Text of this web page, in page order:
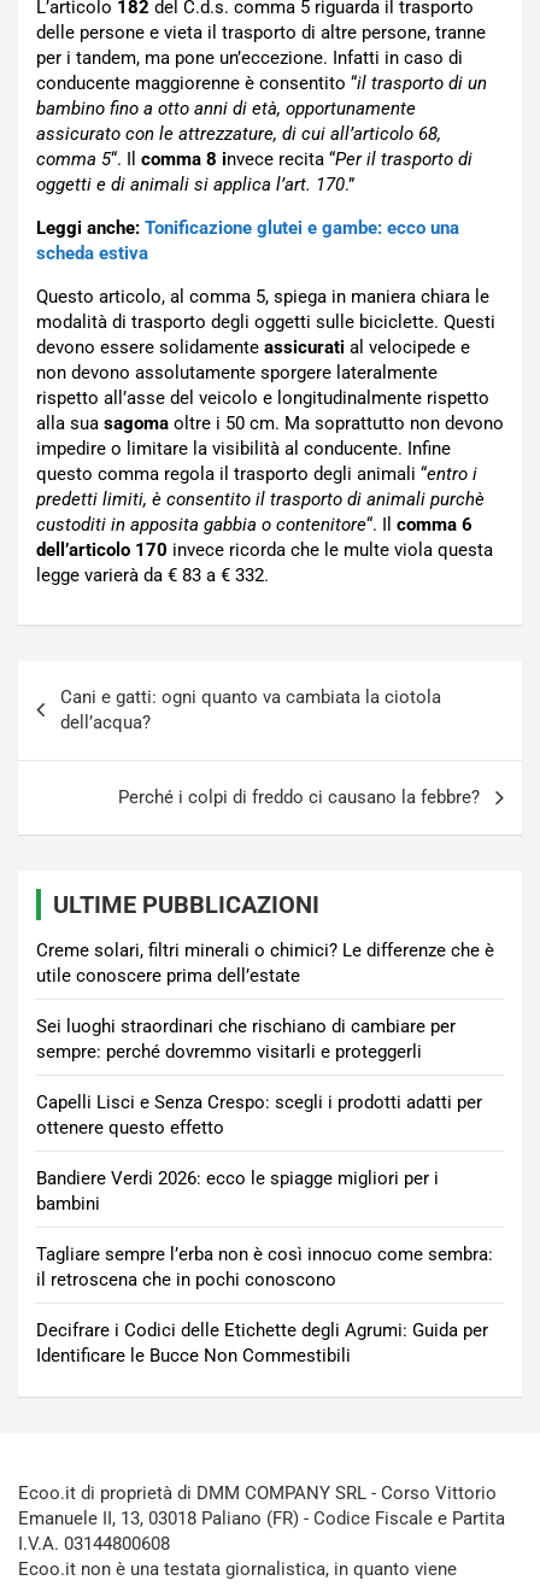
L’articolo 182 del C.d.s. comma 5 riguarda il trasporto
delle persone e vieta il trasporto di altre persone, tranne
per i tandem, ma pone un’eccezione. Infatti in caso di
conducente maggiorenne è consentito “il trasporto di un
bambino fino a otto anni di età, opportunamente
assicurato con le attrezzature, di cui all’articolo 68,
comma 5“. Il comma 8 invece recita “Per il trasporto di
oggetti e di animali si applica l’art. 170.”
Leggi anche: Tonificazione glutei e gambe: ecco una
scheda estiva
Questo articolo, al comma 5, spiega in maniera chiara le
modalità di trasporto degli oggetti sulle biciclette. Questi
devono essere solidamente assicurati al velocipede e
non devono assolutamente sporgere lateralmente
rispetto all’asse del veicolo e longitudinalmente rispetto
alla sua sagoma oltre i 50 cm. Ma soprattutto non devono
impedire o limitare la visibilità al conducente. Infine
questo comma regola il trasporto degli animali “entro i
predetti limiti, è consentito il trasporto di animali purchè
custoditi in apposita gabbia o contenitore“. Il comma 6
dell’articolo 170 invece ricorda che le multe viola questa
legge varierà da € 83 a € 332.
articoli
Cani e gatti: ogni quanto va cambiata la ciotola
dell’acqua?
Perché i colpi di freddo ci causano la febbre?
ULTIME PUBBLICAZIONI
Creme solari, filtri minerali o chimici? Le differenze che è
utile conoscere prima dell’estate
Sei luoghi straordinari che rischiano di cambiare per
sempre: perché dovremmo visitarli e proteggerli
Capelli Lisci e Senza Crespo: scegli i prodotti adatti per
ottenere questo effetto
Bandiere Verdi 2026: ecco le spiagge migliori per i
bambini
Tagliare sempre l’erba non è così innocuo come sembra:
il retroscena che in pochi conoscono
Decifrare i Codici delle Etichette degli Agrumi: Guida per
Identificare le Bucce Non Commestibili
Ecoo.it di proprietà di DMM COMPANY SRL - Corso Vittorio
Emanuele II, 13, 03018 Paliano (FR) - Codice Fiscale e Partita
I.V.A. 03144800608
Ecoo.it non è una testata giornalistica, in quanto viene